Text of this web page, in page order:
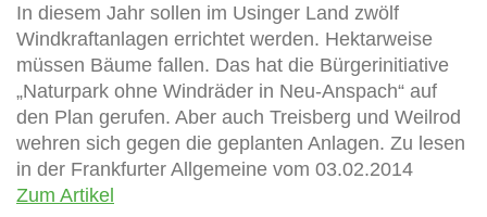
In diesem Jahr sollen im Usinger Land zwölf
Windkraftanlagen errichtet werden. Hektarweise
müssen Bäume fallen. Das hat die Bürgerinitiative
„Naturpark ohne Windräder in Neu-Anspach“ auf
den Plan gerufen. Aber auch Treisberg und Weilrod
wehren sich gegen die geplanten Anlagen. Zu lesen
in der Frankfurter Allgemeine vom 03.02.2014
Zum Artikel